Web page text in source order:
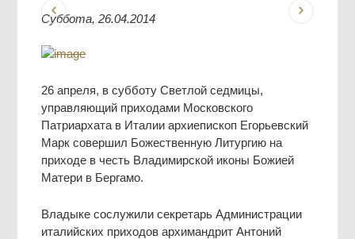
Суббота, 26.04.2014
26 апреля, в субботу Светлой седмицы,
управляющий приходами Московского
Патриархата в Италии архиепископ Егорьевский
Марк совершил Божественную Литургию на
приходе в честь Владимирской иконы Божией
Матери в Бергамо.
Владыке сослужили секретарь Администрации
италийских приходов архимандрит Антоний